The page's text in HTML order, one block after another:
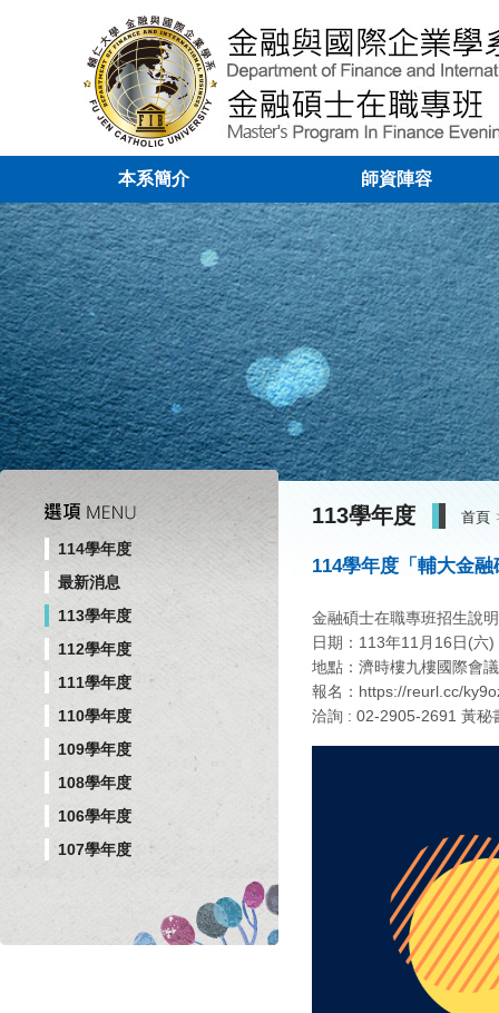
本系簡介 師資陣容
114學年度
最新消息
113學年度
112學年度
111學年度
110學年度
109學年度
108學年度
106學年度
107學年度
113學年度 首頁
114學年度「輔大金
金融碩士在職專班招生說
日期：113年11月16日(六
地點：濟時樓九樓國際會
報名：https://reurl.cc/
洽詢 : 02-2905-2691 黃秘